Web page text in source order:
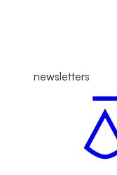
newsletters